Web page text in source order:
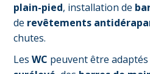
plain-pied, installation de
de revêtements
chutes.
LesWC peuvent être